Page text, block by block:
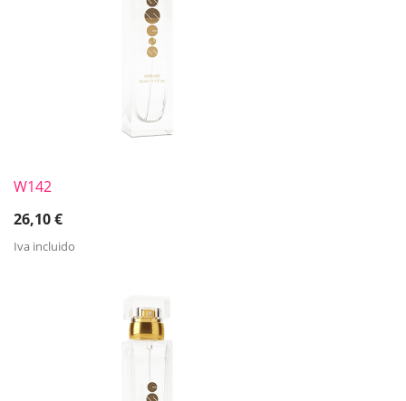
W142
26,10€
Iva incluido